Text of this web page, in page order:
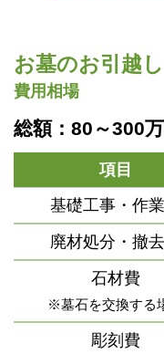
お墓のお引越
費用相場
総額：80～300
項目
基礎工事・作
廃材処分・撤
石材費
※墓石を交換する
彫刻費